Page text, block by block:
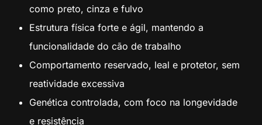
como preto, cinza e fulvo
Estrutura física forte e ágil, mantendo a
funcionalidade do cão de trabalho
Comportamento reservado, leal e protetor, sem
reatividade excessiva
Genética controlada, com foco na longevidade
e resistência